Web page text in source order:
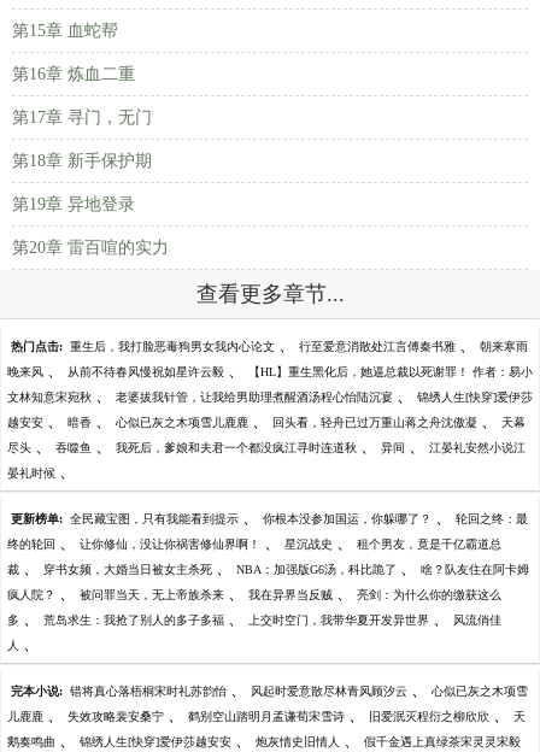
第15章 血蛇帮
第16章 炼血二重
第17章 寻门，无门
第18章 新手保护期
第19章 异地登录
第20章 雷百喧的实力
查看更多章节...
热门点击: 重生后，我打脸恶毒狗男女我内心论文 、 行至爱意消散处江言傅秦书雅 、 朝来寒雨
晚来风 、 从前不待春风慢祝如星许云毅 、 【HL】重生黑化后，她逼总裁以死谢罪！ 作者：易小
文林知意宋宛秋 、 老婆拔我针管，让我给男助理煮醒酒汤程心怡陆沉宴 、 锦绣人生[快穿]爱伊莎
越安安 、 暗香 、 心似已灰之木项雪儿鹿鹿 、 回头看，轻舟已过万重山蒋之舟沈傲凝 、 天幕
尽头 、 吞噬鱼 、 我死后，爹娘和夫君一个都没疯江寻时连道秋 、 异间 、 江晏礼安然小说江
晏礼时候 、
更新榜单: 全民藏宝图，只有我能看到提示 、 你根本没参加国运，你躲哪了？ 、 轮回之终：最
终的轮回 、 让你修仙，没让你祸害修仙界啊！ 、 星沉战史 、 租个男友，竟是千亿霸道总
裁 、 穿书女频，大婚当日被女主杀死 、 NBA：加强版G6汤，科比跪了 、 啥？队友住在阿卡姆
疯人院？ 、 被问罪当天，无上帝族杀来 、 我在异界当反贼 、 亮剑：为什么你的缴获这么
多 、 荒岛求生：我抢了别人的多子多福 、 上交时空门，我带华夏开发异世界 、 风流俏佳
人 、
完本小说: 错将真心落梧桐宋时礼苏韵怡 、 风起时爱意散尽林青风顾汐云 、 心似已灰之木项雪
儿鹿鹿 、 失效攻略裴安桑宁 、 鹤别空山踏明月孟谦荀宋雪诗 、 旧爱泯灭程衍之柳欣欣 、 天
鹅奏鸣曲 、 锦绣人生[快穿]爱伊莎越安安 、 炮灰情史旧情人 、 假千金遇上真绿茶宋灵灵宋毅